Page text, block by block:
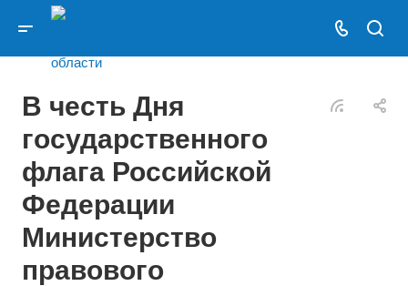
В честь Дня
государственного
флага Российской
Федерации
Министерство
правового